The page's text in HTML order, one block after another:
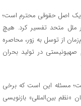
یک اصل حقوقی محترم است؛
ملل متحد تفسیر کرد. هیچ
از توسل به زور، محاصره
در تولید بحران
مسئله این است که برخی
«نظم بین‌المللی» بازنویسی